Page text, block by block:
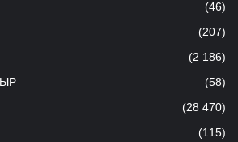
(46)
(207)
(2 186)
(58)
(28 470)
(115)